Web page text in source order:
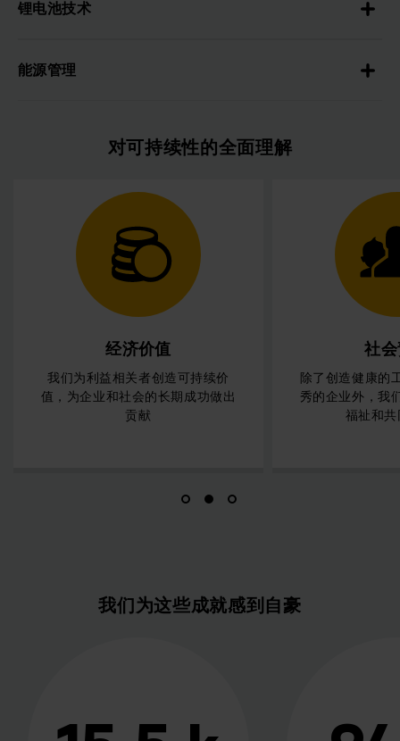
锂电池技术
能源管理
对可持续性的全面理解
关者创造可持续价
会的长期成功做出
除了创造健康的工作条件和成为优
秀的企业外，我们还致力于员工的
我们为这些成就感到自豪